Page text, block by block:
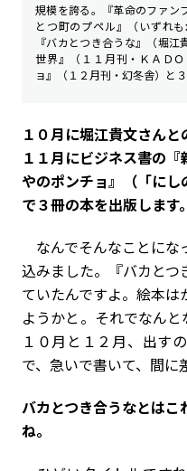
規模を誇る。『革命のファ
とつ町のプペル』（いずれ
『バカとつき合うな』（堀
世界』（１１月刊・ＫＡＤ
ョ』（１２月刊・幻冬舎）と
――１０月に堀江貴文さん
１１月にビジネス書の
やのポンチョ』（「にし
で３冊の本を出版します。
なんでそんなことにな
込みました。『バカと
ていたんですよ。絵本
ようかと。それでなんと
１０月と１２月、出す
で、急いで書いて、間に
――バカとつき合うなとは
ね。